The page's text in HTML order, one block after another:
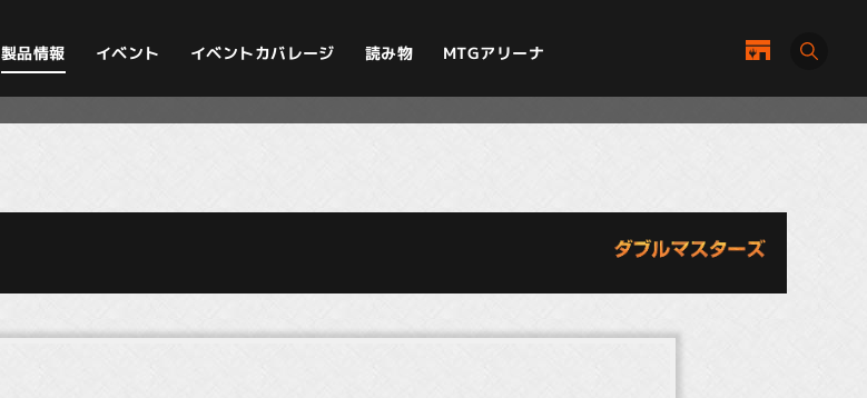
製品情報 イベント イベントカバレージ 読み物 MTGアリーナ